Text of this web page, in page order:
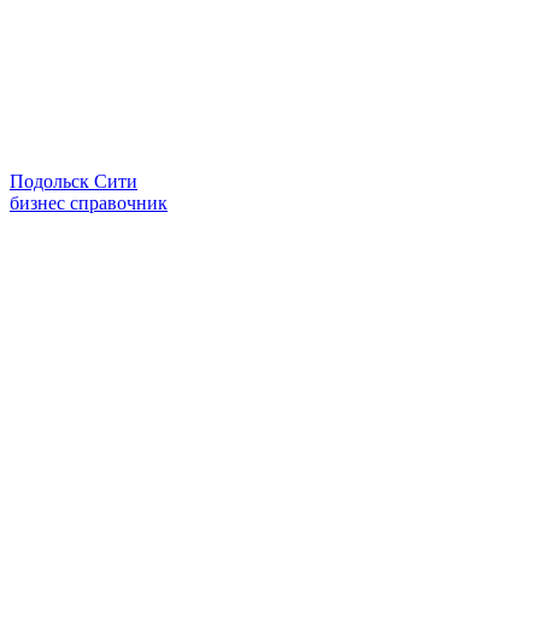
Подольск Сити
бизнес справочник